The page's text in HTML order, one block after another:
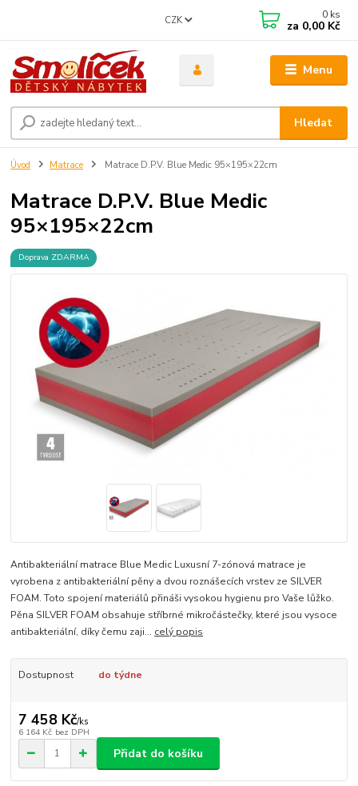
Menu
CZK
Hledat
0 ks
za 0,00 Kč
Úvod Matrace Matrace D.P.V. Blue Medic 95×195×22cm
Matrace D.P.V. Blue Medic
95×195×22cm
Doprava ZDARMA
Antibakteriální matrace Blue Medic Luxusní 7-zónová matrace je
vyrobena z antibakteriální pěny a dvou roznášecích vrstev ze SILVER
FOAM. Toto spojení materiálů přináši vysokou hygienu pro Vaše lůžko.
Pěna SILVER FOAM obsahuje stříbrné mikročástečky, které jsou vysoce
antibakteriální, díky čemu zaji... celý popis
Dostupnost do týdne
7 458 Kč/ks
6 164 Kč bez DPH
Přidat do košíku